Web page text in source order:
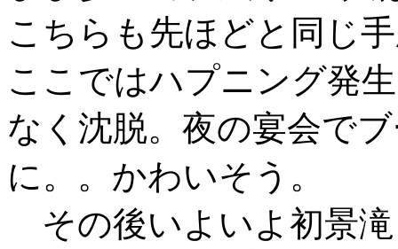
こちらも先ほどと同じ
ここではハプニング発
なく沈脱。夜の宴会で
に。。かわいそう。
その後いよいよ初景滝